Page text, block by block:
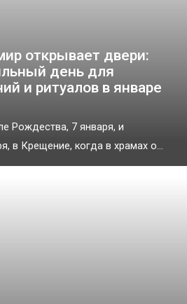
открывает двери:
день для
и ритуалов в январе
Рождества, 7 января, и
в Крещение, когда в храмах о...